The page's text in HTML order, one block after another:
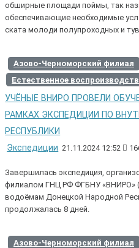
обширные площади поймы, так
обеспечивающие необходимые
ската молоди полупроходных и
Азово-Черноморский филиал
Естественное
УЧЁНЫЕ ВНИРО ПРОВЕЛИ
РАМКАХ ЭКСПЕДИЦИИ ПО
РЕСПУБЛИКИ
Экспедиции 21.11.2024 12:52
Завершилась экспедиция,
филиалом ГНЦ РФ ФГБНУ «ВНИРО»
водоёмам Донецкой Народной
продолжалась 8 дней.
Азово-Черноморский филиал